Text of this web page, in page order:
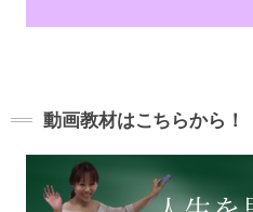
動画教材はこちらから！